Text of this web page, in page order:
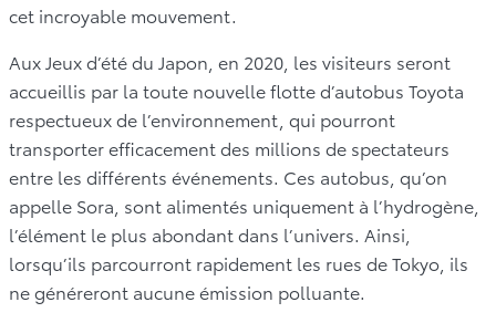
cet incroyable mouvement.
Aux Jeux d’été du Japon, en 2020, les visiteurs seront
accueillis par la toute nouvelle flotte d’autobus Toyota
respectueux de l’environnement, qui pourront
transporter efficacement des millions de spectateurs
entre les différents événements. Ces autobus, qu’on
appelle Sora, sont alimentés uniquement à l’hydrogène,
l’élément le plus abondant dans l’univers. Ainsi,
lorsqu’ils parcourront rapidement les rues de Tokyo, ils
ne généreront aucune émission polluante.